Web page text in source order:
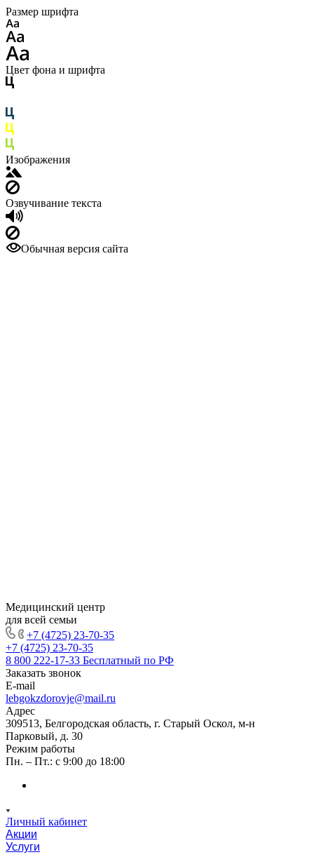
Размер шрифта
Цвет фона и шрифта
Изображения
Озвучивание текста
Обычная версия сайта
Медицинский центр
для всей семьи
+7 (4725) 23-70-35
+7 (4725) 23-70-35
8 800 222-17-33 Бесплатный по РФ
Заказать звонок
E-mail
lebgokzdorovje@mail.ru
Адрес
309513, Белгородская область, г. Старый Оскол, м-н
Парковый, д. 30
Режим работы
Пн. – Пт.: с 9:00 до 18:00
Личный кабинет
Акции
Услуги